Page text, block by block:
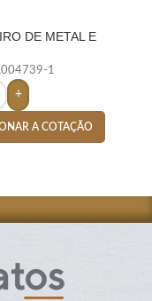
DE METAL E
1
+
A COTAÇÃO